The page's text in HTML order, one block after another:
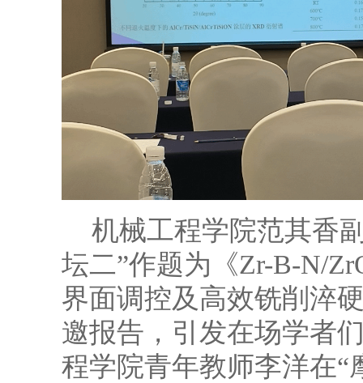
机械工程学院范其香
坛二”作题为《Zr-B-N/
界面调控及高效铣削淬
邀报告，引发在场学者
程学院青年教师李洋在“